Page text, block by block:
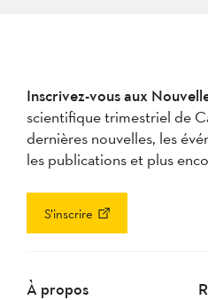
Inscrivez-vous aux
scientifique trimestriel de
dernières nouvelles, les
les publications et plus
S’inscrire
À propos